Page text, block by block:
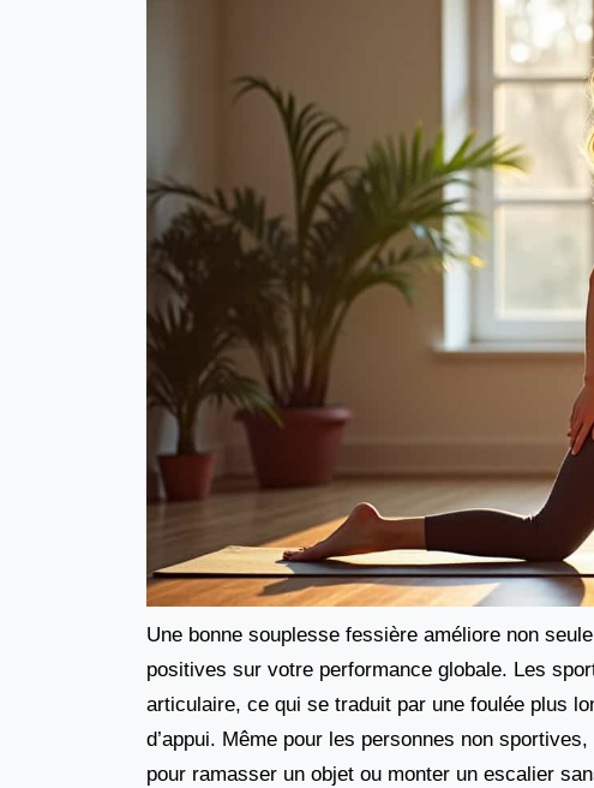
Une bonne souplesse fessière améliore non
positives sur votre performance globale. Les
articulaire, ce qui se traduit par une foulée plus
d’appui. Même pour les personnes non
pour ramasser un objet ou monter un escalier